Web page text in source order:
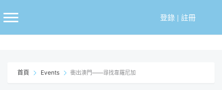
至
登錄| 註冊
首頁 Events 衝出澳門——尋找韋羅尼加